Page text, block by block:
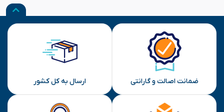
ارسال
ضمانت اصالت و گارانتی ارسال به کل کشور